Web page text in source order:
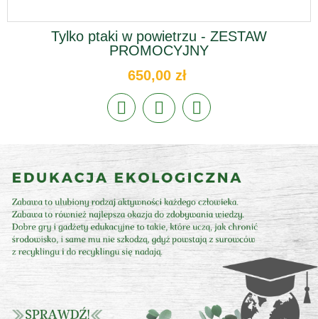
Tylko ptaki w powietrzu - ZESTAW
PROMOCYJNY
650,00 zł